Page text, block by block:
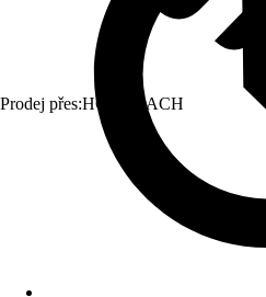
Prodej přes:HORNBACH